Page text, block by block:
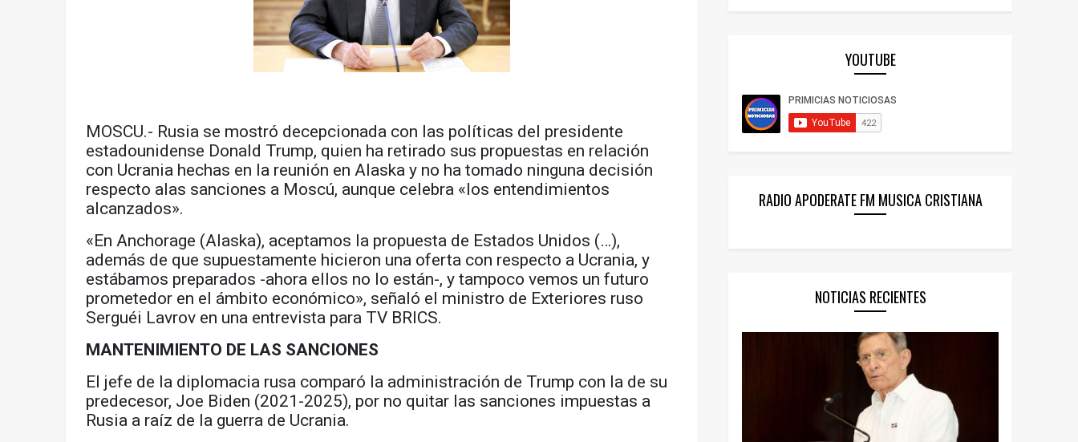
MOSCU.- Rusia se mostró decepcionada con las políticas del presidente
estadounidense Donald Trump, quien ha retirado sus propuestas en relación
con Ucrania hechas en la reunión en Alaska y no ha tomado ninguna decisión
respecto alas sanciones a Moscú, aunque celebra «los entendimientos
alcanzados».
«En Anchorage (Alaska), aceptamos la propuesta de Estados Unidos (…),
además de que supuestamente hicieron una oferta con respecto a Ucrania, y
estábamos preparados -ahora ellos no lo están-, y tampoco vemos un futuro
prometedor en el ámbito económico», señaló el ministro de Exteriores ruso
Serguéi Lavrov en una entrevista para TV BRICS.
MANTENIMIENTO DE LAS SANCIONES
El jefe de la diplomacia rusa comparó la administración de Trump con la de su
predecesor, Joe Biden (2021-2025), por no quitar las sanciones impuestas a
Rusia a raíz de la guerra de Ucrania.
YOUTUBE
RADIO APODERATE FM MUSICA CRISTIANA
NOTICIAS RECIENTES